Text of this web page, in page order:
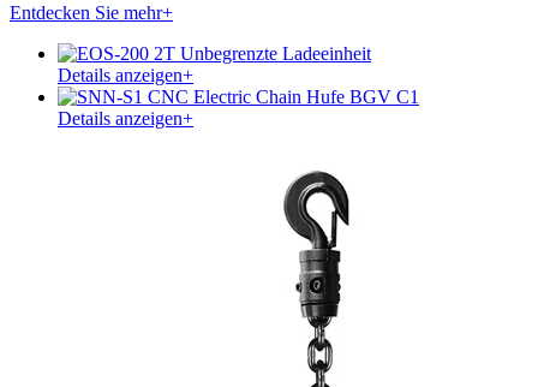
Entdecken Sie mehr+
Details anzeigen+
Details anzeigen+